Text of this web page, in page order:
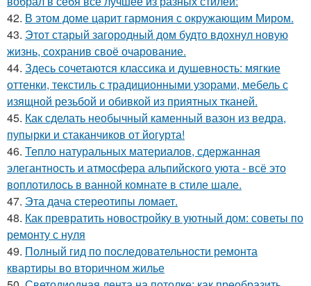
42. В этом доме царит гармония с окружающим Миром.
43. Этот старый загородный дом будто вдохнул новую
жизнь, сохранив своё очарование.
44. Здесь сочетаются классика и душевность: мягкие
оттенки, текстиль с традиционными узорами, мебель с
изящной резьбой и обивкой из приятных тканей.
45. Как сделать необычный каменный вазон из ведра,
пупырки и стаканчиков от йогурта!
46. Тепло натуральных материалов, сдержанная
элегантность и атмосфера альпийского уюта - всё это
воплотилось в ванной комнате в стиле шале.
47. Эта дача стереотипы ломает.
48. Как превратить новостройку в уютный дом: советы по
ремонту с нуля
49. Полный гид по последовательности ремонта
квартиры во вторичном жилье